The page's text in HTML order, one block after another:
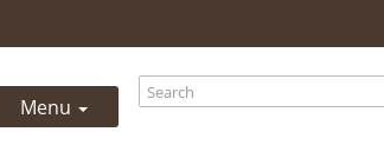
to your shopping
Menu